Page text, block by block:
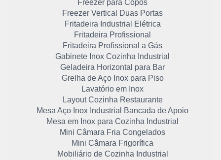
Freezer para Copos
Freezer Vertical Duas Portas
Fritadeira Industrial Elétrica
Fritadeira Profissional
Fritadeira Profissional a Gás
Gabinete Inox Cozinha Industrial
Geladeira Horizontal para Bar
Grelha de Aço Inox para Piso
Lavatório em Inox
Layout Cozinha Restaurante
Mesa Aço Inox Industrial Bancada de Apoio
Mesa em Inox para Cozinha Industrial
Mini Câmara Fria Congelados
Mini Câmara Frigorífica
Mobiliário de Cozinha Industrial